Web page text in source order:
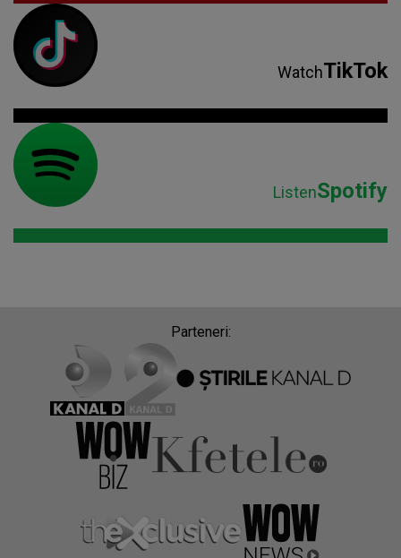
WatchTikTok
ListenSpotify
Parteneri: